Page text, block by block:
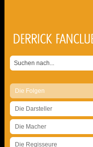
Die Folgen
Die Darsteller
Die Macher
Die Regisseure